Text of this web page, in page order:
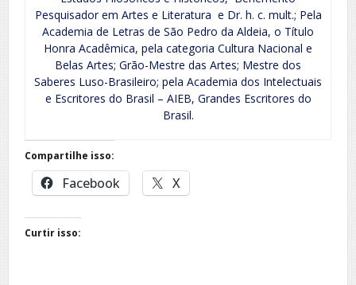
Pesquisador em Artes e Literatura e Dr. h. c. mult.; Pela
Academia de Letras de São Pedro da Aldeia, o Título
Honra Acadêmica, pela categoria Cultura Nacional e
Belas Artes; Grão-Mestre das Artes; Mestre dos
Saberes Luso-Brasileiro; pela Academia dos Intelectuais
e Escritores do Brasil – AIEB, Grandes Escritores do
Brasil.
Compartilhe isso:
Facebook X
Curtir isso: